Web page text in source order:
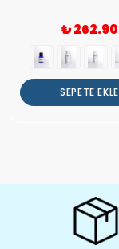
₺ 262.90
SEPETE EKLE